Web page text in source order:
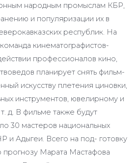
народным промыслам КБР,
и популяризации их в
республик. На
кинематографистов-
профессионалов кино,
планирует снять фильм-
искусству плетения циновки,
инструментов, ювелирному и
д. В фильме также будут
30 мастеров национальных
и Адыгеи. Всего на под- готовку
прогнозу Марата Мастафова